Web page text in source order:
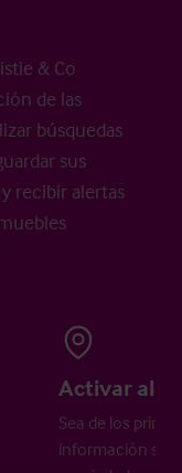
& Co
de las
búsquedas
sus
recibir alertas
Activar
Sea de los
información